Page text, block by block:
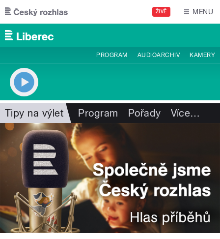
Přejít k hlavnímu obsahu
ŽIVĚ MENU
PROGRAM AUDIOARCHIV KAMERY
Tipy na výlet Program Pořady Více…